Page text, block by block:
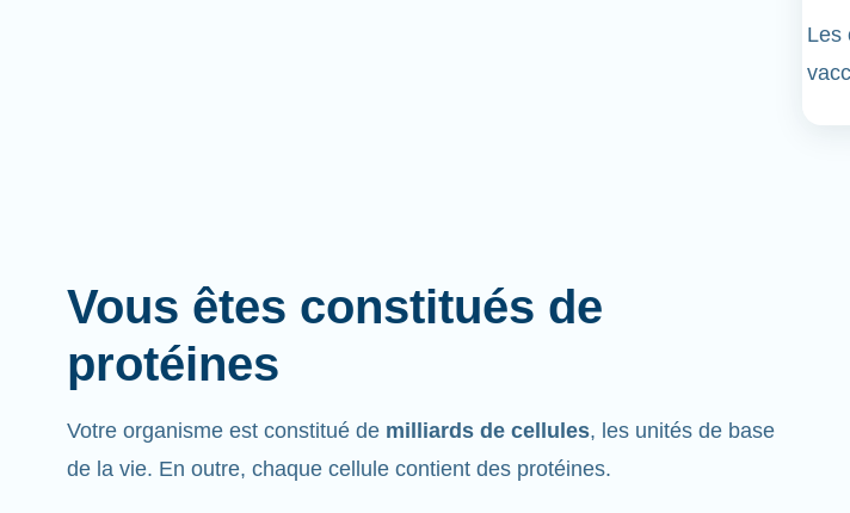
Les
Vous êtes constitués de
protéines
Votre organisme est constitué de milliards de cellules, les unités de base
de la vie. En outre, chaque cellule contient des protéines.